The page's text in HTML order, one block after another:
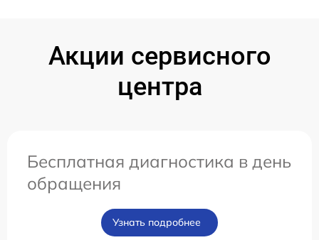
Акции сервисного
центра
Бесплатная диагностика в день
обращения
Узнать подробнее